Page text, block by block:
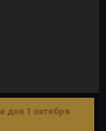
дня 1 октября